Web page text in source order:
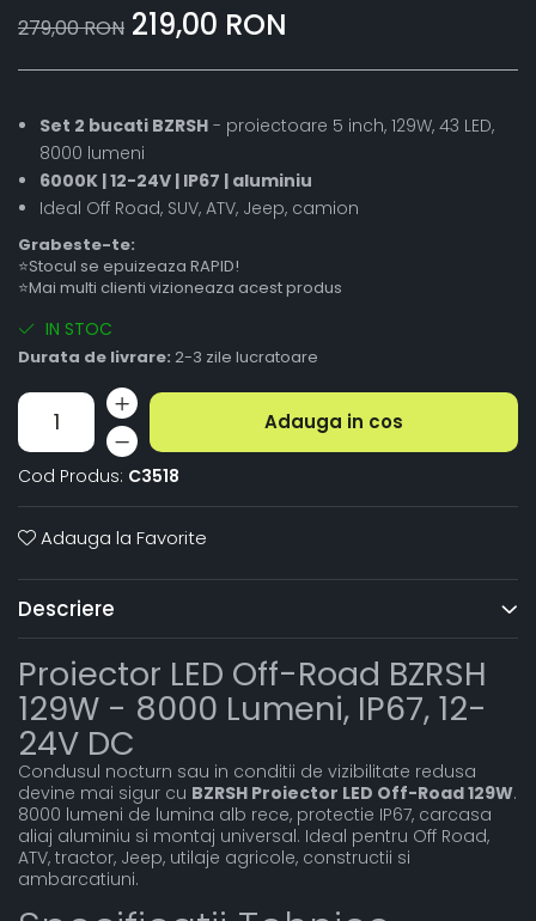
279,00 RON 219,00 RON
Set 2 bucati BZRSH - proiectoare 5 inch, 129W, 43 LED,
8000 lumeni
6000K | 12-24V | IP67 | aluminiu
Ideal Off Road, SUV, ATV, Jeep, camion
Grabeste-te:
⭐Stocul se epuizeaza RAPID!
⭐Mai multi clienti vizioneaza acest produs
IN STOC
Durata de livrare: 2-3 zile lucratoare
Adauga in cos
Cod Produs: C3518
Adauga la Favorite
Descriere
Proiector LED Off-Road BZRSH
129W - 8000 Lumeni, IP67, 12-
24V DC
Condusul nocturn sau in conditii de vizibilitate redusa
devine mai sigur cu BZRSH Proiector LED Off-Road 129W.
8000 lumeni de lumina alb rece, protectie IP67, carcasa
aliaj aluminiu si montaj universal. Ideal pentru Off Road,
ATV, tractor, Jeep, utilaje agricole, constructii si
ambarcatiuni.